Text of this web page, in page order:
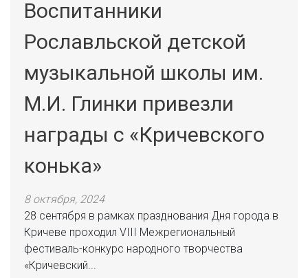
Воспитанники
Рославльской детской
музыкальной школы им.
М.И. Глинки привезли
награды с «Кричевского
конька»
8 октября, 2024
28 сентября в рамках празднования Дня города в
Кричеве проходил VIII Межрегиональный
фестиваль-конкурс народного творчества
«Кричевский...